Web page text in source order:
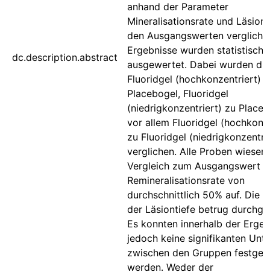
dc.description.abstract
anhand der Parameter
Mineralisationsrate und
den Ausgangswerten
Ergebnisse wurden statistisch
ausgewertet. Dabei wurden
Fluoridgel (hochkonzentriert)
Placebogel, Fluoridgel
(niedrigkonzentriert) zu
vor allem Fluoridgel
zu Fluoridgel
verglichen. Alle Proben wiesen
Vergleich zum Ausgangswert
Remineralisationsrate von
durchschnittlich 50% auf. Die
der Läsiontiefe betrug
Es konnten innerhalb der
jedoch keine signifikanten
zwischen den Gruppen
werden. Weder der